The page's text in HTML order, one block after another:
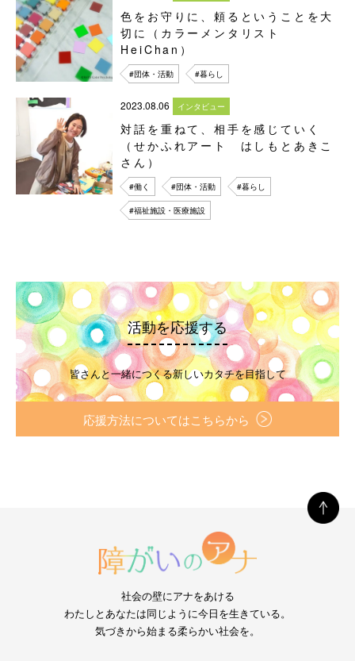
色をお守りに、頼るということを大
切に（カラーメンタリスト
HeiChan）
#団体・活動 #暮らし
2023.08.06 インタビュー
対話を重ねて、相手を感じていく
（せかふれアート はしもとあきこ
さん）
#働く #団体・活動 #暮らし
#福祉施設・医療施設
活動を応援する
皆さんと一緒につくる新しいカタチを目指して
応援方法についてはこちらから
社会の壁にアナをあける
わたしとあなたは同じように今日を生きている。
気づきから始まる柔らかい社会を。